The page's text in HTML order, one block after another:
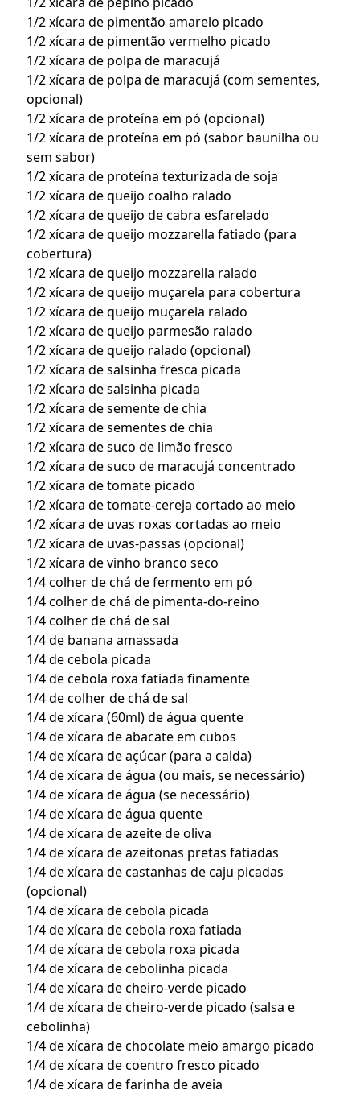
1/2 xícara de pimentão amarelo picado
1/2 xícara de pimentão vermelho picado
1/2 xícara de polpa de maracujá
1/2 xícara de polpa de maracujá (com sementes,
opcional)
1/2 xícara de proteína em pó (opcional)
1/2 xícara de proteína em pó (sabor baunilha ou
sem sabor)
1/2 xícara de proteína texturizada de soja
1/2 xícara de queijo coalho ralado
1/2 xícara de queijo de cabra esfarelado
1/2 xícara de queijo mozzarella fatiado (para
cobertura)
1/2 xícara de queijo mozzarella ralado
1/2 xícara de queijo muçarela para cobertura
1/2 xícara de queijo muçarela ralado
1/2 xícara de queijo parmesão ralado
1/2 xícara de queijo ralado (opcional)
1/2 xícara de salsinha fresca picada
1/2 xícara de salsinha picada
1/2 xícara de semente de chia
1/2 xícara de sementes de chia
1/2 xícara de suco de limão fresco
1/2 xícara de suco de maracujá concentrado
1/2 xícara de tomate picado
1/2 xícara de tomate-cereja cortado ao meio
1/2 xícara de uvas roxas cortadas ao meio
1/2 xícara de uvas-passas (opcional)
1/2 xícara de vinho branco seco
1/4 colher de chá de fermento em pó
1/4 colher de chá de pimenta-do-reino
1/4 colher de chá de sal
1/4 de banana amassada
1/4 de cebola picada
1/4 de cebola roxa fatiada finamente
1/4 de colher de chá de sal
1/4 de xícara (60ml) de água quente
1/4 de xícara de abacate em cubos
1/4 de xícara de açúcar (para a calda)
1/4 de xícara de água (ou mais, se necessário)
1/4 de xícara de água (se necessário)
1/4 de xícara de água quente
1/4 de xícara de azeite de oliva
1/4 de xícara de azeitonas pretas fatiadas
1/4 de xícara de castanhas de caju picadas
(opcional)
1/4 de xícara de cebola picada
1/4 de xícara de cebola roxa fatiada
1/4 de xícara de cebola roxa picada
1/4 de xícara de cebolinha picada
1/4 de xícara de cheiro-verde picado
1/4 de xícara de cheiro-verde picado (salsa e
cebolinha)
1/4 de xícara de chocolate meio amargo picado
1/4 de xícara de coentro fresco picado
1/4 de xícara de farinha de aveia